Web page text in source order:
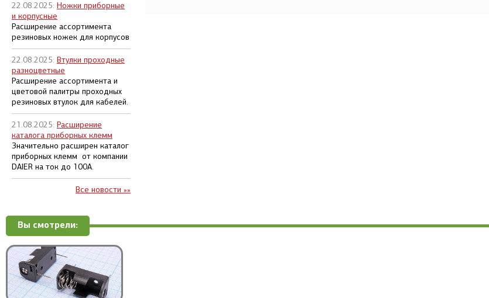
22.08.2025: Ножки приборные
и корпусные
Расширение ассортимента
резиновых ножек для корпусов
22.08.2025: Втулки проходные
разноцветные
Расширение ассортимента и
цветовой палитры проходных
резиновых втулок для кабелей.
21.08.2025: Расширение
каталога приборных клемм
Значительно расширен каталог
приборных клемм от компании
DAIER на ток до 100А.
Все новости »»
Вы смотрели: